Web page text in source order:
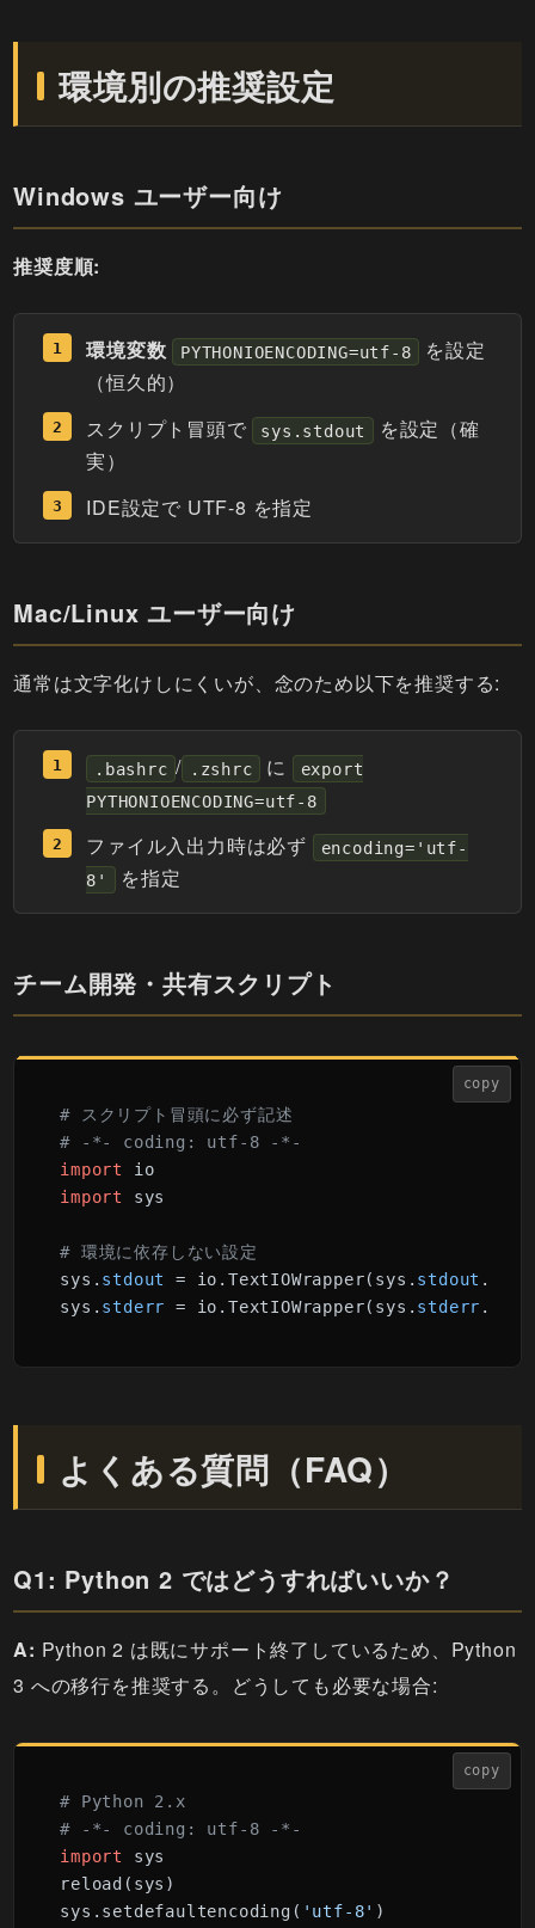
環境別の推奨設定
Windows ユーザー向け
推奨度順:
環境変数 PYTHONIOENCODING=utf-8
を設定
（恒久的）
スクリプト冒頭で sys.stdout を設定（確
実）
IDE設定で UTF-8 を指定
Mac/Linux ユーザー向け
通常は文字化けしにくいが、念のため以下を推奨する:
.bashrc / .zshrc に
export
PYTHONIOENCODING=utf-8
ファイル入出力時は必ず
encoding='utf-
8'
を指定
チーム開発・共有スクリプト
copy
# スクリプト冒頭に必ず記述
# -*- coding: utf-8 -*-
import
import
sys
# 環境に依存しない設定
sys. stdout = io.TextIOWrapper(sys. stdout
sys. stderr = io.TextIOWrapper(sys. stderr
よくある質問（FAQ）
Q1: Python 2 ではどうすればいいか？
A: Python 2 は既にサポート終了しているため、Python
3 への移行を推奨する。どうしても必要な場合:
copy
# Python 2.x
# -*- coding: utf-8 -*-
import
sys
reload(sys)
sys.setdefaultencoding( 'utf-8'